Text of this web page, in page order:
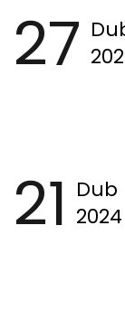
27
21 Dub
2024